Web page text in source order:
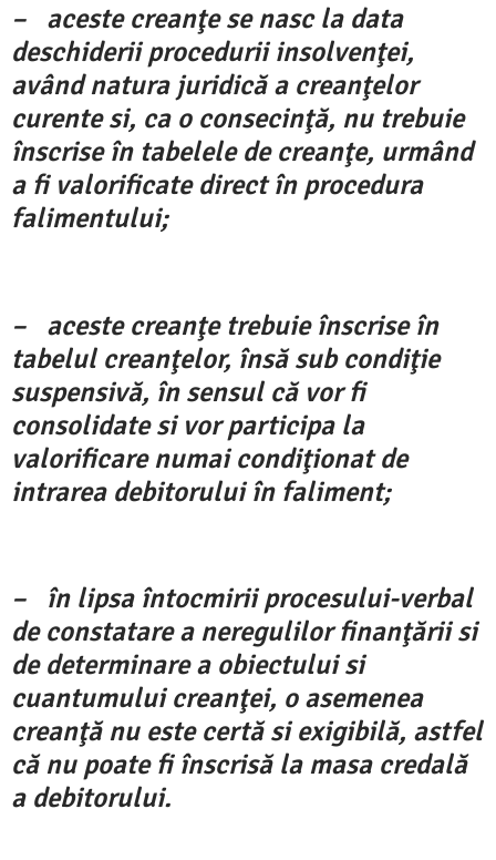
– aceste creanţe se nasc la data
deschiderii procedurii insolvenţei,
având natura juridică a creanţelor
curente si, ca o consecinţă, nu trebuie
înscrise în tabelele de creanţe, urmând
a fi valorificate direct în procedura
falimentului;
– aceste creanţe trebuie înscrise în
tabelul creanţelor, însă sub condiţie
suspensivă, în sensul că vor fi
consolidate si vor participa la
valorificare numai condiţionat de
intrarea debitorului în faliment;
– în lipsa întocmirii procesului-verbal
de constatare a neregulilor finanţării si
de determinare a obiectului si
cuantumului creanţei, o asemenea
creanţă nu este certă si exigibilă, astfel
că nu poate fi înscrisă la masa credală
a debitorului.